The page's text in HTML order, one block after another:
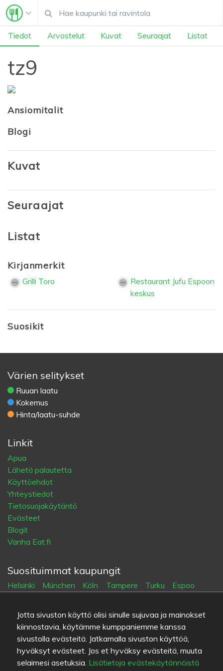
Jotta sivuston käyttö olisi sinulle sujuvaa ja mainokset
kiinnostavia, käytämme kumppaniemme kanssa
sivustolla evästeitä. Jatkamalla sivuston käyttöä,
hyväksyt evästeet. Jos et hyväksy evästeitä, muuta
selaimesi asetuksia. Lisätietoja evästekäytännöistä
Tiedot Arvostelut Kuvat Seuraajat Listat
tz9
Ansiomitalit
Blogi
Kuvat
Seuraajat
Listat
Kirjanmerkit
Grilli Toro
Restaurant Jufu Espoon
keskus
Suosikit
Värien selitykset
Ruuan laatu
Kokemus
Hinta/laatu-suhde
Linkit
Apua
Lähetä palautetta
Käyttöehdot
Yhteystiedot
Tietosuojakäytäntö
Evästeet
Blogit
Vanha Eat.fi
Suosituimmat kaupungit
Helsinki München Köln Tampere Turku
Espoo
Kotka
Kieli
FI SV EN DE